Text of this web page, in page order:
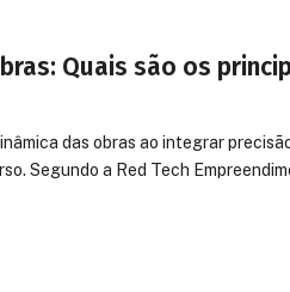
Quais são os
das obras ao integrar
Segundo a Red Tech